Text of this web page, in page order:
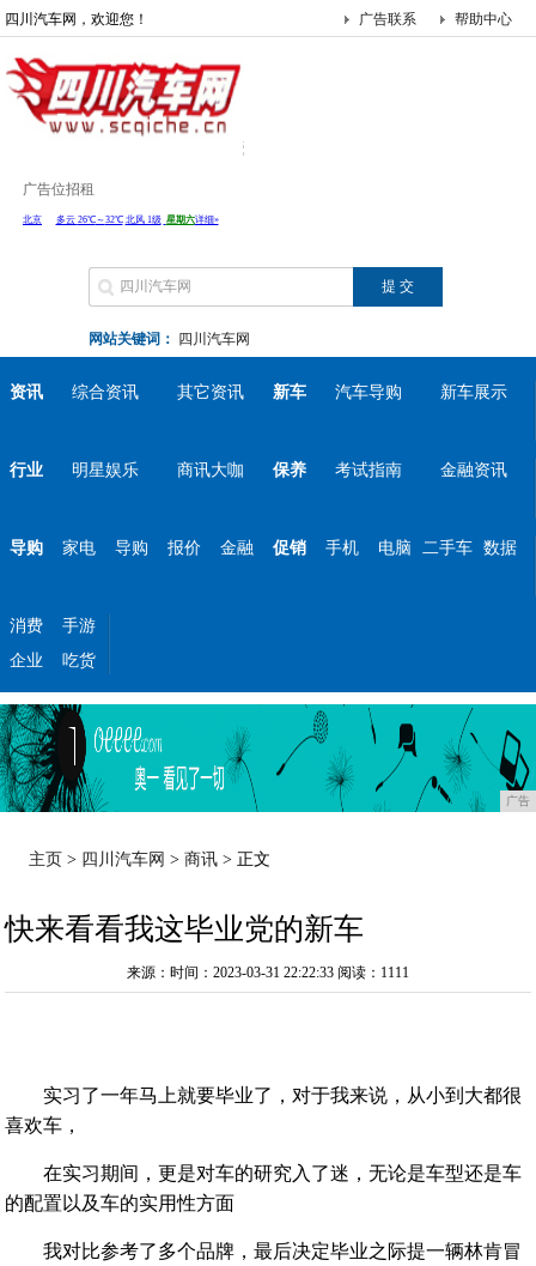
四川汽车网，欢迎您！ 帮助中心
广告联系
广告位招租
网站关键词： 四川汽车网
资讯 综合资讯 其它资讯 新车 汽车导购 新车展示
行业 明星娱乐 商讯大咖 保养 考试指南 金融资讯
导购 家电 导购 报价 金融 促销 手机 电脑 二手车 数据
消费
手游
企业
吃货
广告
主页 > 四川汽车网 >商讯 > 正文
快来看看我这毕业党的新车
来源：时间：2023-03-31 22:22:33 阅读：1111
实习了一年马上就要毕业了，对于我来说，从小到大都很
喜欢车，
在实习期间，更是对车的研究入了迷，无论是车型还是车
的配置以及车的实用性方面
我对比参考了多个品牌，最后决定毕业之际提一辆林肯冒